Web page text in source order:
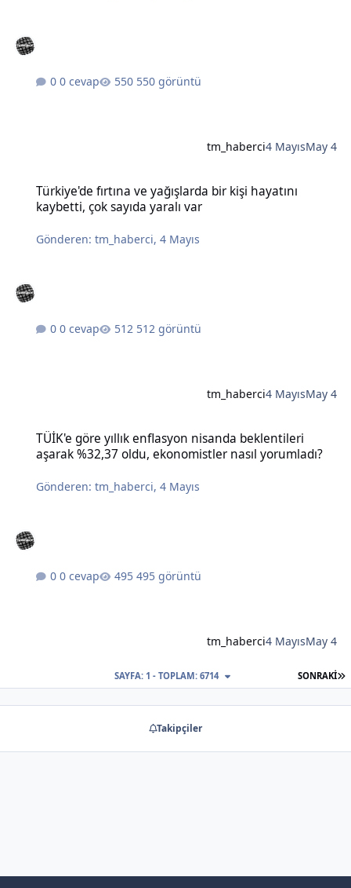
0 cevap 550 görüntü
tm_haberci4 MayısMay 4
Türkiye'de fırtına ve yağışlarda bir kişi hayatını
kaybetti, çok sayıda yaralı var
Gönderen:tm_haberci,4 Mayıs
0 cevap 512 görüntü
tm_haberci4 MayısMay 4
TÜİK'e göre yıllık enflasyon nisanda beklentileri
aşarak %32,37 oldu, ekonomistler nasıl yorumladı?
Gönderen:tm_haberci,4 Mayıs
0 cevap 495 görüntü
tm_haberci4 MayısMay 4
SONRAKI
SAYFA: 1 - TOPLAM: 6714
Takipçiler